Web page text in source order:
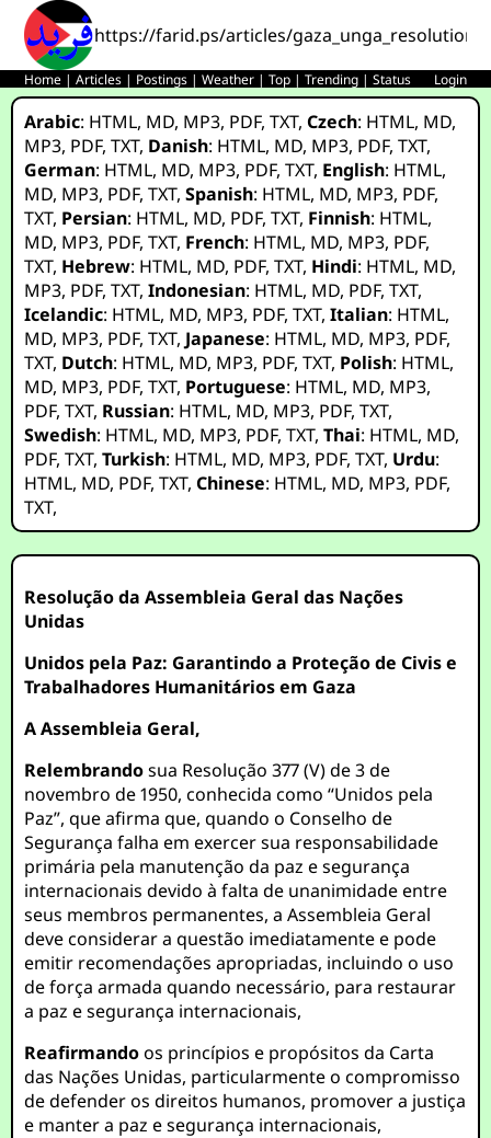
https://farid.ps/articles/gaza_unga_resolution/
Home |Articles | Postings |Weather |Top |Trending |Status Login
Arabic: HTML, MD, MP3, PDF,TXT,Czech: HTML, MD,
MP3, PDF,TXT, Danish: HTML, MD, MP3, PDF,TXT,
German: HTML, MD, MP3, PDF,TXT, English: HTML,
MD, MP3, PDF,TXT,Spanish: HTML, MD, MP3, PDF,
TXT, Persian: HTML, MD, PDF,TXT, Finnish: HTML,
MD, MP3, PDF,TXT, French: HTML, MD, MP3, PDF,
TXT, Hebrew: HTML, MD, PDF,TXT, Hindi: HTML, MD,
MP3, PDF,TXT,Indonesian: HTML, MD, PDF,TXT,
Icelandic: HTML, MD, MP3, PDF,TXT,Italian: HTML,
MD, MP3, PDF,TXT, Japanese: HTML, MD, MP3, PDF,
TXT, Dutch: HTML, MD, MP3, PDF,TXT, Polish: HTML,
MD, MP3, PDF,TXT, Portuguese: HTML, MD, MP3,
PDF,TXT, Russian: HTML, MD, MP3, PDF,TXT,
Swedish: HTML, MD, MP3, PDF,TXT,Thai: HTML, MD,
PDF,TXT,Turkish: HTML, MD, MP3, PDF,TXT, Urdu:
HTML, MD, PDF,TXT,Chinese: HTML, MD, MP3, PDF,
TXT,
Resolução da Assembleia Geral das Nações
Unidas
Unidos pela Paz: Garantindo a Proteção de Civis e
Trabalhadores Humanitários em Gaza
A Assembleia Geral,
Relembrandosua Resolução 377 (V) de 3 de
novembro de 1950, conhecida como “Unidos pela
Paz”, que afirma que, quando o Conselho de
Segurança falha em exercer sua responsabilidade
primária pela manutenção da paz e segurança
internacionais devido à falta de unanimidade entre
seus membros permanentes, a Assembleia Geral
deve considerar a questão imediatamente e pode
emitir recomendações apropriadas, incluindo o uso
de força armada quando necessário, para restaurar
a paz e segurança internacionais,
Reafirmandoos princípios e propósitos da Carta
das Nações Unidas, particularmente o compromisso
de defender os direitos humanos, promover a justiça
e manter a paz e segurança internacionais,